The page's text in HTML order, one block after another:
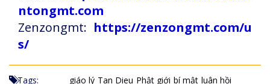
ntongmt.com
Zenzongmt: https://zenzongmt.com/u
s/
Tags: giáo lý Tan Dieu Phật giới bí mật luân hồi